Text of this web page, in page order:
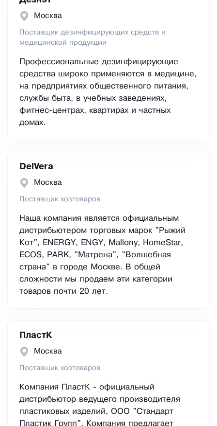
Москва
Поставщик дезинфицирующих средств и
медицинской продукции
Профессиональные дезинфицирующие
средства широко применяются в медицине,
на предприятиях общественного питания,
службы быта, в учебных заведениях,
фитнес-центрах, квартирах и частных
домах.
DelVera
Москва
Поставщик хозтоваров
Наша компания является официальным
дистрибьютером торговых марок "Рыжий
Кот", ENERGY, ENGY, Mallony, HomeStar,
ECOS, PARK, "Матрена", "Волшебная
страна" в городе Москве. В общей
сложности мы продаем эти категории
товаров почти 20 лет.
ПластК
Москва
Поставщик хозтоваров
Компания ПластК - официальный
дистрибьютор ведущего производителя
пластиковых изделий, ООО "Стандарт
Пластик Групп". Компания предлагает